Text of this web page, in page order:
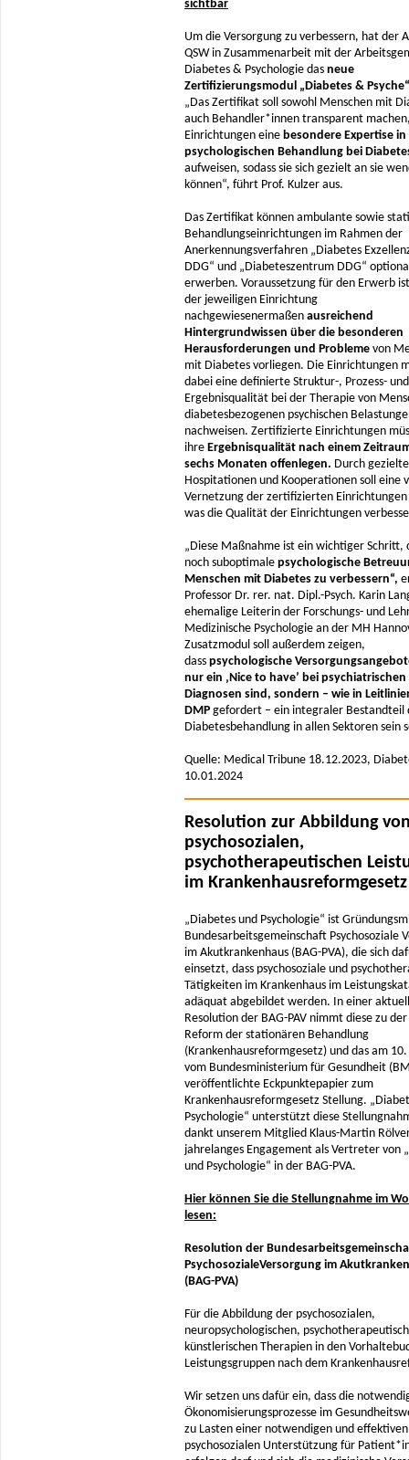
sichtbar
Um die Versorgung zu verbessern, hat der
QSW in Zusammenarbeit mit der
Diabetes & Psychologie das neue
Zertifizierungsmodul „Diabetes & Psyche“
„Das Zertifikat soll sowohl Menschen mit
auch Behandler*innen transparent
Einrichtungen eine besondere Expertise in
psychologischen Behandlung bei
aufweisen, sodass sie sich gezielt an sie
können“, führt Prof. Kulzer aus.
Das Zertifikat können ambulante sowie
Behandlungseinrichtungen im Rahmen der
Anerkennungsverfahren „Diabetes
DDG“ und „Diabeteszentrum DDG“
erwerben. Voraussetzung für den Erwerb
der jeweiligen Einrichtung
nachgewiesenermaßen ausreichend
Hintergrundwissen über die besonderen
Herausforderungen und Probleme von
mit Diabetes vorliegen. Die Einrichtungen
dabei eine definierte Struktur-, Prozess- und
Ergebnisqualität bei der Therapie von
diabetesbezogenen psychischen
nachweisen. Zertifizierte Einrichtungen
ihre Ergebnisqualität nach einem
sechs Monaten offenlegen. Durch gezielte
Hospitationen und Kooperationen soll eine
Vernetzung der zertifizierten
was die Qualität der Einrichtungen
„Diese Maßnahme ist ein wichtiger Schritt,
noch suboptimale psychologische
Menschen mit Diabetes zu verbessern“,
Professor Dr. rer. nat. Dipl.-Psych. Karin
ehemalige Leiterin der Forschungs- und
Medizinische Psychologie an der MH
Zusatzmodul soll außerdem zeigen,
dass psychologische
nur ein ‚Nice to have’ bei psychiatrischen
Diagnosen sind, sondern – wie in
DMP gefordert – ein integraler Bestandteil
Diabetesbehandlung in allen Sektoren sein
Quelle: Medical Tribune 18.12.2023,
10.01.2024
Resolution zur Abbildung
psychosozialen,
psychotherapeutischen
im Krankenhausreformgesetz
„Diabetes und Psychologie“ ist
Bundesarbeitsgemeinschaft Psychosoziale
im Akutkrankenhaus (BAG-PVA), die sich
einsetzt, dass psychosoziale und
Tätigkeiten im Krankenhaus im
adäquat abgebildet werden. In einer
Resolution der BAG-PAV nimmt diese zu
Reform der stationären Behandlung
(Krankenhausreformgesetz) und das am 10.
vom Bundesministerium für Gesundheit
veröffentlichte Eckpunktepapier zum
Krankenhausreformgesetz Stellung.
Psychologie“ unterstützt diese
dankt unserem Mitglied Klaus-Martin
jahrelanges Engagement als Vertreter von
und Psychologie“ in der BAG-PVA.
Hier können Sie die Stellungnahme im
lesen:
Resolution der
PsychosozialeVersorgung im
(BAG-PVA)
Für die Abbildung der psychosozialen,
neuropsychologischen,
künstlerischen Therapien in den
Leistungsgruppen nach dem
Wir setzen uns dafür ein, dass die
Ökonomisierungsprozesse im
zu Lasten einer notwendigen und effektiven
psychosozialen Unterstützung für